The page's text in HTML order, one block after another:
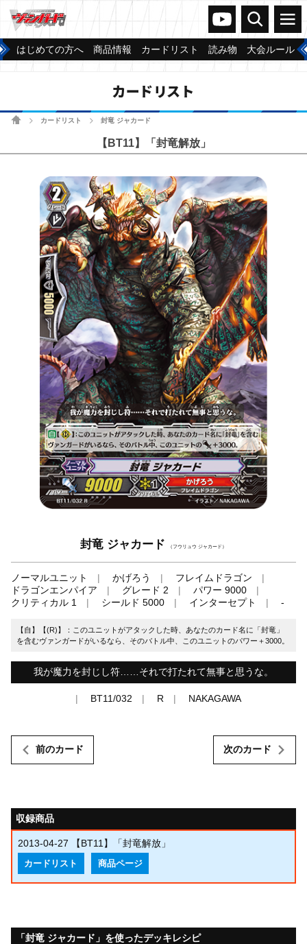
ヴァンガードch
検索 メニュー
はじめての方へ 商品情報 カードリスト 読み物 大会ルール
カードリスト
ホームカードリスト 封竜 ジャカード
【BT11】「封竜解放」
封竜 ジャカード （フウリュウ ジャカード）
ノーマルユニット かげろう
フレイムドラゴン
ドラゴンエンパイア
グレード 2
パワー 9000
クリティカル 1
シールド 5000 インターセプト -
【自】【(R)】：このユニットがアタックした時、あなたのカード名に「封竜」
を含むヴァンガードがいるなら、そのバトル中、このユニットのパワー＋3000。
我が魔力を封じし符……それで打たれて無事と思うな。
BT11/032 R NAKAGAWA
前のカード 次のカード
収録商品
2013-04-27 【BT11】「封竜解放」
カードリスト 商品ページ
「封竜 ジャカード」を使ったデッキレシピ